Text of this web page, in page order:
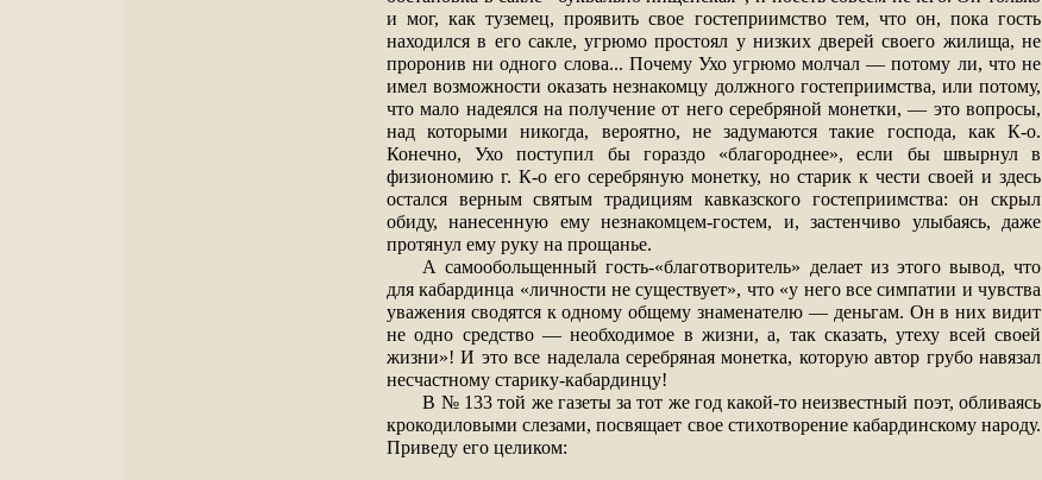
и мог, как туземец, проявить свое гостеприимство тем, что он, пока гость
находился в его сакле, угрюмо простоял у низких дверей своего жилища, не
проронив ни одного слова... Почему Ухо угрюмо молчал — потому ли, что не
имел возможности оказать незнакомцу должного гостеприимства, или потому,
что мало надеялся на получение от него серебряной монетки, — это вопросы,
над которыми никогда, вероятно, не задумаются такие господа, как К-о.
Конечно, Ухо поступил бы гораздо «благороднее», если бы швырнул в
физиономию г. К-о его серебряную монетку, но старик к чести своей и здесь
остался верным святым традициям кавказского гостеприимства: он скрыл
обиду, нанесенную ему незнакомцем-гостем, и, застенчиво улыбаясь, даже
протянул ему руку на прощанье.
А самообольщенный гость-«благотворитель» делает из этого вывод, что
для кабардинца «личности не существует», что «у него все симпатии и чувства
уважения сводятся к одному общему знаменателю — деньгам. Он в них видит
не одно средство — необходимое в жизни, а, так сказать, утеху всей своей
жизни»! И это все наделала серебряная монетка, которую автор грубо навязал
несчастному старику-кабардинцу!
В № 133 той же газеты за тот же год какой-то неизвестный поэт, обливаясь
крокодиловыми слезами, посвящает свое стихотворение кабардинскому народу.
Приведу его целиком: